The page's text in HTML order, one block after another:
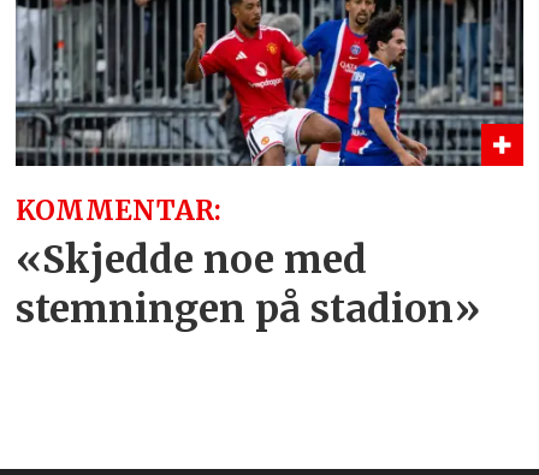
KOMMENTAR:
«Skjedde noe med
stemningen på stadion»